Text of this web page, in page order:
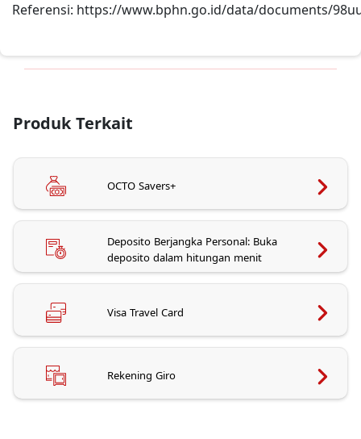
Referensi: https://www.bphn.go.id/data/documents/
Produk Terkait
OCTO Savers+
Deposito Berjangka Personal: Buka
deposito dalam hitungan menit
Visa Travel Card
Rekening Giro